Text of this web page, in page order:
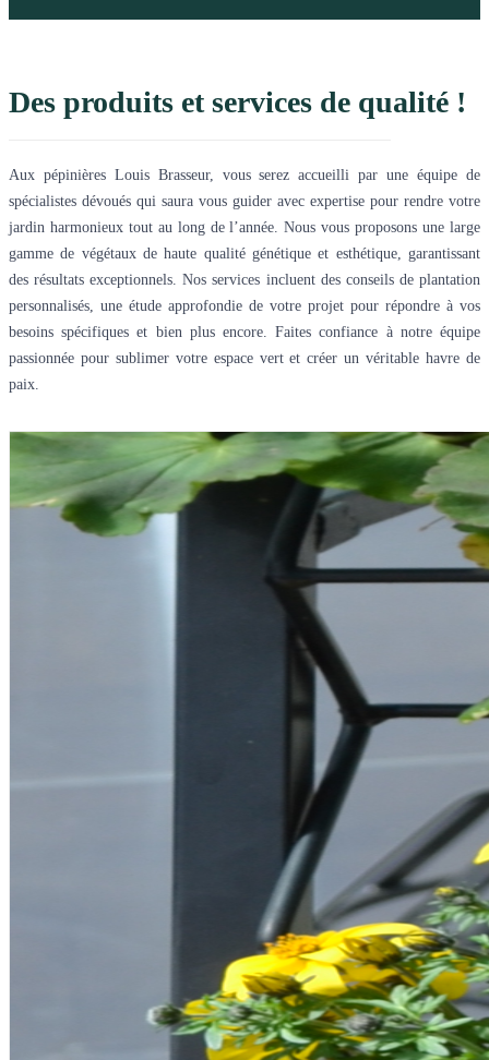
Des produits et services de qualité !
Aux pépinières Louis Brasseur, vous serez accueilli par une équipe de
spécialistes dévoués qui saura vous guider avec expertise pour rendre votre
jardin harmonieux tout au long de l’année. Nous vous proposons une large
gamme de végétaux de haute qualité génétique et esthétique, garantissant
des résultats exceptionnels. Nos services incluent des conseils de plantation
personnalisés, une étude approfondie de votre projet pour répondre à vos
besoins spécifiques et bien plus encore. Faites confiance à notre équipe
passionnée pour sublimer votre espace vert et créer un véritable havre de
paix.